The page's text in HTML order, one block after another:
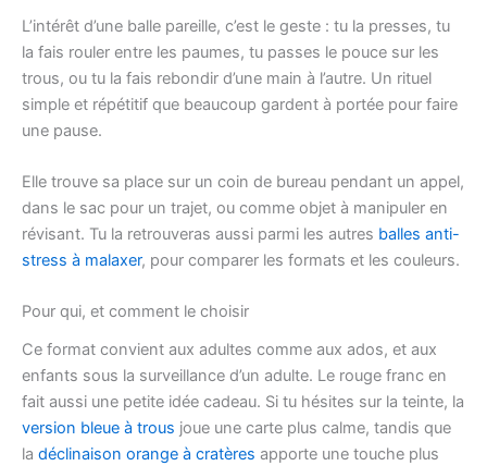
L’intérêt d’une balle pareille, c’est le geste : tu la presses, tu
la fais rouler entre les paumes, tu passes le pouce sur les
trous, ou tu la fais rebondir d’une main à l’autre. Un rituel
simple et répétitif que beaucoup gardent à portée pour faire
une pause.
Elle trouve sa place sur un coin de bureau pendant un appel,
dans le sac pour un trajet, ou comme objet à manipuler en
révisant. Tu la retrouveras aussi parmi les autres balles anti-
stress à malaxer, pour comparer les formats et les couleurs.
Pour qui, et comment le choisir
Ce format convient aux adultes comme aux ados, et aux
enfants sous la surveillance d’un adulte. Le rouge franc en
fait aussi une petite idée cadeau. Si tu hésites sur la teinte, la
version bleue à trous joue une carte plus calme, tandis que
la déclinaison orange à cratères apporte une touche plus